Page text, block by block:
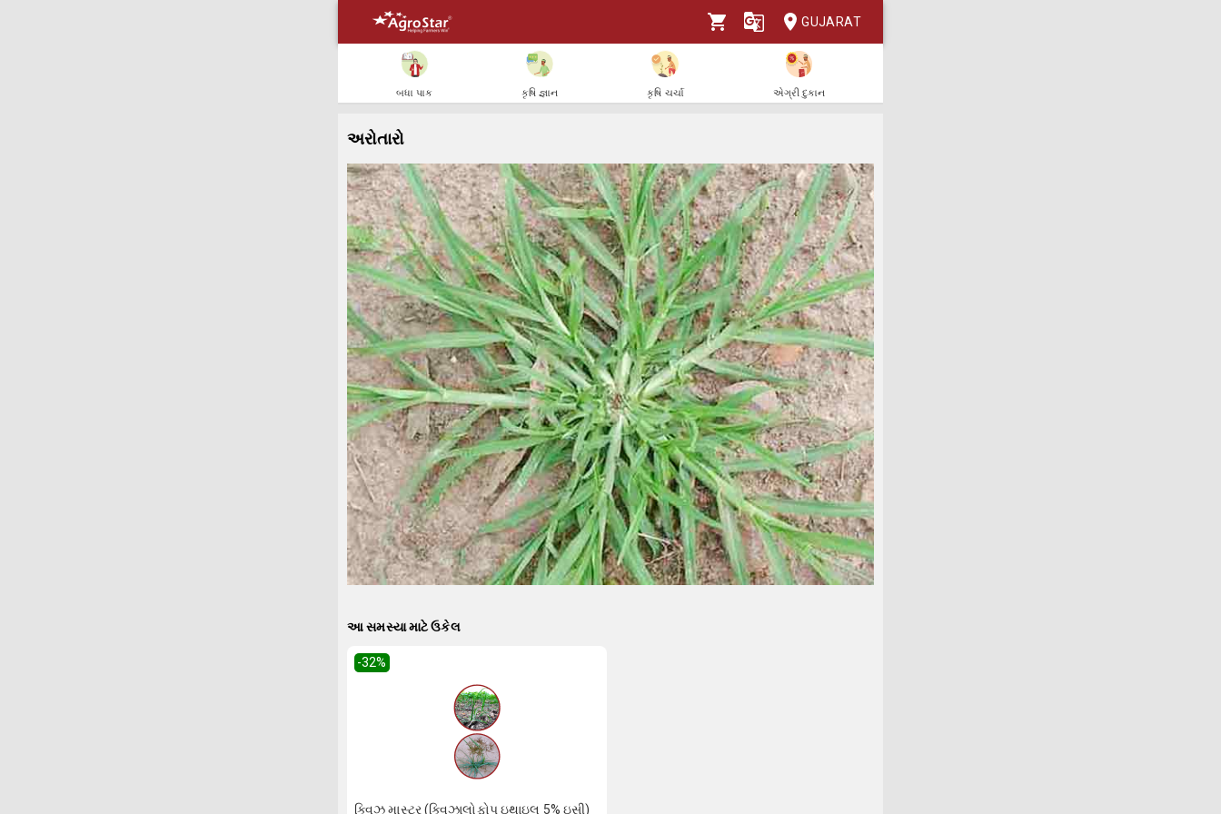
GUJARAT
બધા પાક કૃષિ જ્ઞાન કૃષિ ચર્ચા એગ્રી દુકાન
અરોતારો
આ સમસ્યા માટે ઉકેલ
-32%
ક્વિઝ માસ્ટર (ક્વિઝાલોફોપ ઇથાઇલ 5% ઇસી)